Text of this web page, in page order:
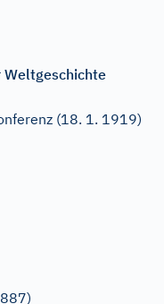
Weltgeschichte
(18. 1. 1919)